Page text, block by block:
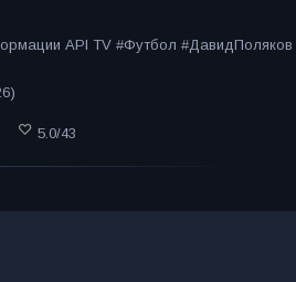
API TV #Футбол #ДавидПоляков
5.0/43